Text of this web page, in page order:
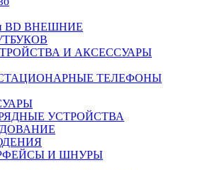
BD ВНЕШНИЕ
И АКСЕССУАРЫ
ТЕЛЕФОНЫ
УСТРОЙСТВА
И ШНУРЫ